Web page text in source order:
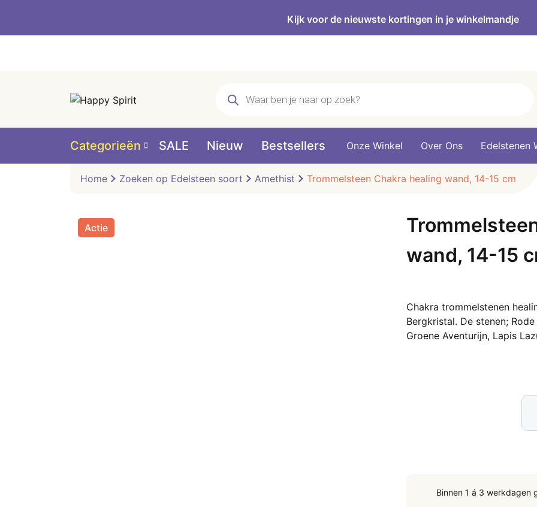
Kijk voor de nieuwste kortingen in je winkelmandje
zoeken
Categorieën SALE Nieuw Bestsellers Onze Winkel Over Ons Edelstenen
Home Zoeken op Edelsteen soort Amethist Trommelsteen Chakra healing wand, 14-15 cm
Actie
wand, 14-15
Chakra trommelstenen
Bergkristal. De stenen;
Groene Aventurijn, Lapis
cm
Binnen 1 á 3 werkdagen